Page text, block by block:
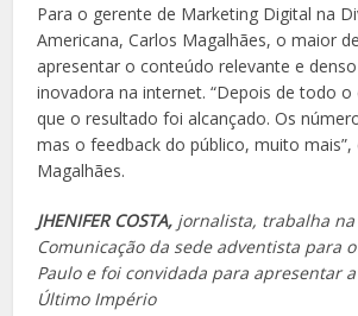
Para o gerente de Marketing Digital na
Americana, Carlos Magalhães, o maior
apresentar o conteúdo relevante e
inovadora na internet. “Depois de todo
que o resultado foi alcançado. Os
mas o feedback do público, muito mais”,
Magalhães.
JHENIFER COSTA, jornalista, trabalha na
Comunicação da sede adventista para
Paulo e foi convidada para apresentar
Último Império